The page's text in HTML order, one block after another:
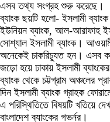
এসব তথ্য সংগ্রহ শুরু করেছে।
ব্যাংক ছয়টি হলো- ইসলামী ব্যাংক
ইউনিয়ন ব্যাংক, আল-আরাফাহ
সোশ্যাল ইসলামী ব্যাংক।
অনেকেই চাকরিচ্যুত হন। এসব
জড়ো হয়ে ঢাকায় ইসলামী
ব্যাংক থেকে চট্টগ্রাম অঞ্চলের
দিন ইসলামী ব্যাংক গ্রাহক
এ পরিস্থিতিতে বিষয়টি খতিয়ে
বাংলাদেশ ব্যাংকের গভর্নর।